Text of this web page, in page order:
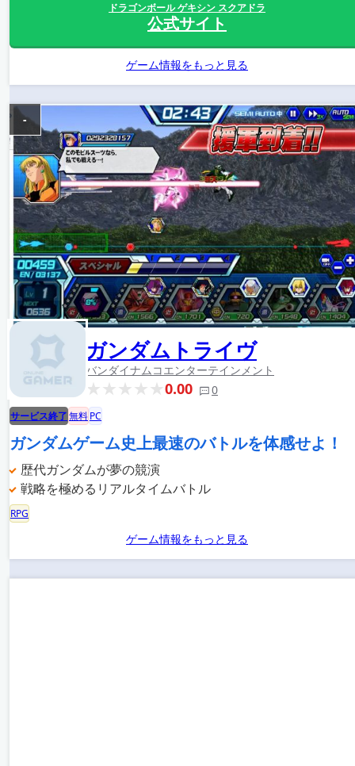
ドラゴンボール ゲキシン スクアドラ
公式サイト
ゲーム情報をもっと見る
ガンダムトライヴ
バンダイナムコエンターテインメント
0.00 0
-
サービス終了無料PC
ガンダムゲーム史上最速のバトルを体感せよ！
歴代ガンダムが夢の競演
戦略を極めるリアルタイムバトル
RPG
ゲーム情報をもっと見る